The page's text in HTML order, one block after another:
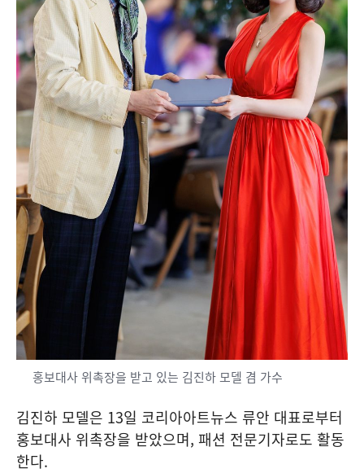
홍보대사 위촉장을 받고 있는 김진하 모델 겸 가수
김진하 모델은 13일 코리아아트뉴스 류안 대표로부터
홍보대사 위촉장을 받았으며, 패션 전문기자로도 활동
한다.